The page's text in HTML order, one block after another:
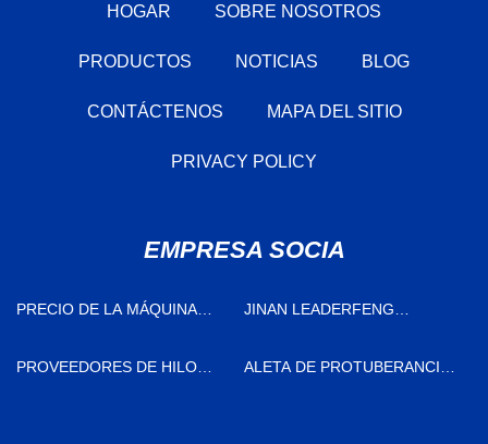
HOGAR SOBRE NOSOTROS
PRODUCTOS NOTICIAS BLOG
CONTÁCTENOS MAPA DEL SITIO
PRIVACY POLICY
EMPRESA SOCIA
PRECIO DE LA MÁQUINA
JINAN LEADERFENG
PROVEEDORES DE HILO
ALETA DE PROTUBERANCIA